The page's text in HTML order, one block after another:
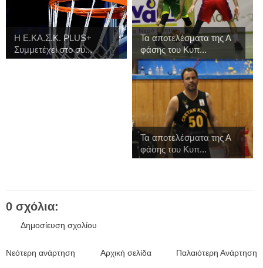
H Ε.ΚΑ.Σ.Κ. PLUS+
Συμμετέχει στο συ...
Τα αποτελέσματα της Α
φάσης του Κυπ...
Τα αποτελέσματα της Α
φάσης του Κυπ...
0 σχόλια:
Δημοσίευση σχολίου
Νεότερη ανάρτηση Παλαιότερη Ανάρτηση
Αρχική σελίδα